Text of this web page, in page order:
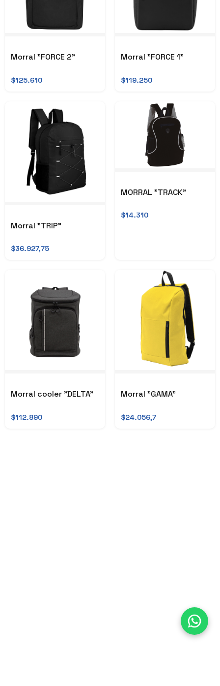
Morral "FORCE 2"
$125.610
Morral "FORCE 1"
$119.250
Morral "TRIP"
$36.927,75
MORRAL "TRACK"
$14.310
Morral cooler "DELTA"
$112.890
Morral "GAMA"
$24.056,7